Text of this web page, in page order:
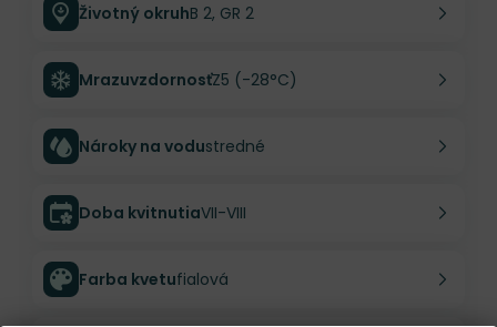
Životný okruhB 2, GR 2
MrazuvzdornosťZ5 (-28°C)
Nároky na vodustredné
Doba kvitnutiaVII-VIII
Farba kvetufialová